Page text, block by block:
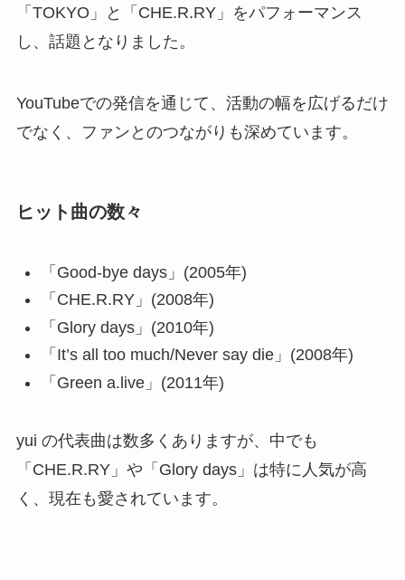
「TOKYO」と「CHE.R.RY」をパフォーマンス
し、話題となりました。
YouTubeでの発信を通じて、活動の幅を広げるだけ
でなく、ファンとのつながりも深めています。
ヒット曲の数々
「Good-bye days」(2005年)
「CHE.R.RY」(2008年)
「Glory days」(2010年)
「It’s all too much/Never say die」(2008年)
「Green a.live」(2011年)
yui の代表曲は数多くありますが、中でも
「CHE.R.RY」や「Glory days」は特に人気が高
く、現在も愛されています。